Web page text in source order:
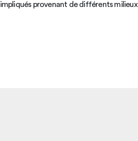
impliqués provenant de différents milieux